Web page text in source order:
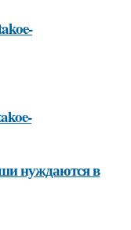
нуждаются в